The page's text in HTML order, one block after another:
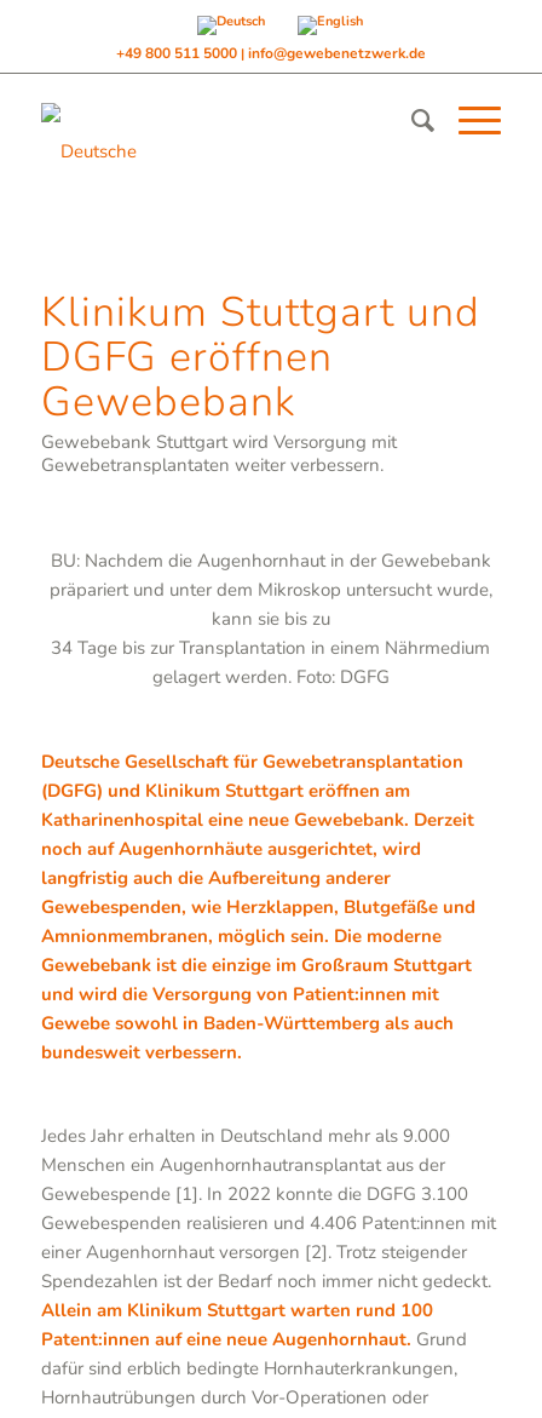
+49 800 511 5000 | info@gewebenetzwerk.de
Klinikum Stuttgart und
DGFG eröffnen
Gewebebank
Gewebebank Stuttgart wird Versorgung mit
Gewebetransplantaten weiter verbessern.
BU: Nachdem die Augenhornhaut in der Gewebebank
präpariert und unter dem Mikroskop untersucht wurde,
kann sie bis zu
34 Tage bis zur Transplantation in einem Nährmedium
gelagert werden. Foto: DGFG
Deutsche Gesellschaft für Gewebetransplantation
(DGFG) und Klinikum Stuttgart eröffnen am
Katharinenhospital eine neue Gewebebank. Derzeit
noch auf Augenhornhäute ausgerichtet, wird
langfristig auch die Aufbereitung anderer
Gewebespenden, wie Herzklappen, Blutgefäße und
Amnionmembranen, möglich sein. Die moderne
Gewebebank ist die einzige im Großraum Stuttgart
und wird die Versorgung von Patient:innen mit
Gewebe sowohl in Baden-Württemberg als auch
bundesweit verbessern.
Jedes Jahr erhalten in Deutschland mehr als 9.000
Menschen ein Augenhornhautransplantat aus der
Gewebespende [1]. In 2022 konnte die DGFG 3.100
Gewebespenden realisieren und 4.406 Patent:innen mit
einer Augenhornhaut versorgen [2]. Trotz steigender
Spendezahlen ist der Bedarf noch immer nicht gedeckt.
Allein am Klinikum Stuttgart warten rund 100
Patent:innen auf eine neue Augenhornhaut. Grund
dafür sind erblich bedingte Hornhauterkrankungen,
Hornhautrübungen durch Vor-Operationen oder